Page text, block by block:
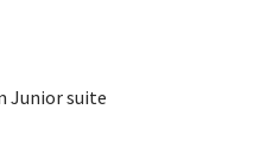
Junior suite